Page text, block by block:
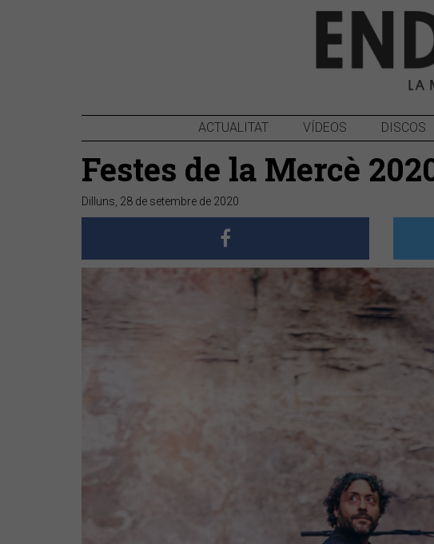
ACTUALITAT VÍDEOS DISCOS
Festes de la Mercè
Dilluns, 28 de setembre de 2020
Anterior